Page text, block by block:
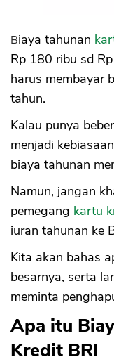
Biaya tahunan
Rp 180 ribu sd
harus membayar
tahun.
Kalau punya
menjadi
biaya tahunan
Namun, jangan
pemegang kartu
iuran tahunan ke
Kita akan bahas
besarnya, serta
meminta
Apa itu
Kredit BRI